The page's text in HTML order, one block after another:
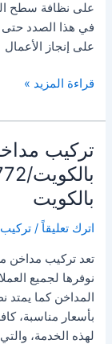
على نظافة سطح
في هذا الصدد حتى
على إنجاز الأعمال
تصليح
الكويت
تصليح
شفاط
المطبخ
شفاط
الحمام
قراءة المزيد »
تركيب
بالكويت
اترك تعليقاً /
تعد تركيب مداخن
نوفرها لجميع
المداخن كما يمتد
بأسعار مناسبة،
لهذه الخدمة،